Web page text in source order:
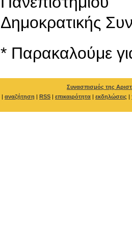
Δημοκρατικής
* Παρακαλούμε
Συνασπισμός της
| αναζήτηση | RSS | επικαιρότητα | εκδηλώσεις |